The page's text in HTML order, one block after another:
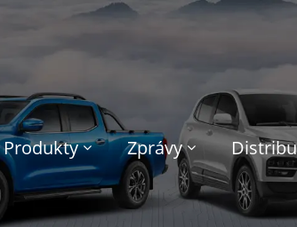
Produkty Zprávy